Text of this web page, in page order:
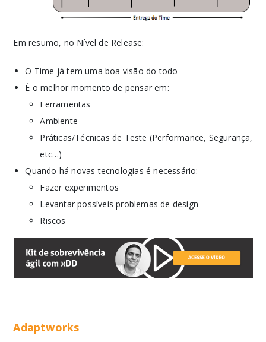
Em resumo, no Nível de Release:
O Time já tem uma boa visão do todo
É o melhor momento de pensar em:
Ferramentas
Ambiente
Práticas/Técnicas de Teste (Performance, Segurança,
etc…)
Quando há novas tecnologias é necessário:
Fazer experimentos
Levantar possíveis problemas de design
Riscos
Adaptworks